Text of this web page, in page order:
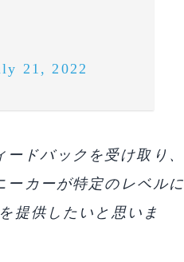
21, 2022
ドバックを受け取り、
ーカーが特定のレベルに
提供したいと思いま